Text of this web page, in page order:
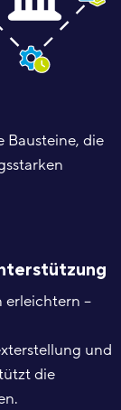
die
erleichtern –
und
die